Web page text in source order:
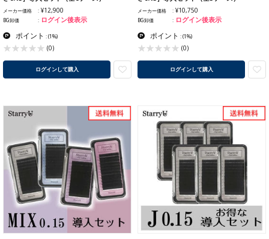
メーカー価格 ¥12,900
BG卸価 ログイン後表示
ポイント :(1%)
(0)
ログインして購入
メーカー価格 ¥10,750
BG卸価 ログイン後表示
ポイント :(1%)
(0)
ログインして購入